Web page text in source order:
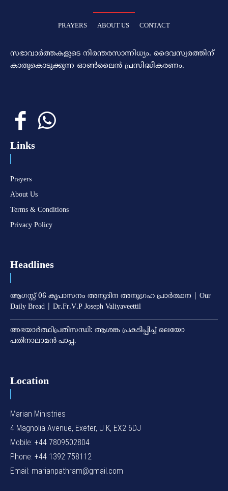
PRAYERS ABOUT US CONTACT
സഭാവാര്‍ത്തകളുടെ നിരന്തരസാന്നിധ്യം. ദൈവസ്വരത്തിന്‌
കാതുകൊടുക്കുന്ന ഓണ്‍ലൈന്‍ പ്രസിദ്ധീകരണം.
Links
Prayers
About Us
Terms & Conditions
Privacy Policy
Headlines
ആഗസ്റ്റ് 06 കൃപാസനം അനുദിന അനുഗ്രഹ പ്രാർത്ഥന | Our
Daily Bread | Dr.Fr.V.P Joseph Valiyaveettil
അഭയാര്‍ത്ഥിപ്രതിസന്ധി: ആശങ്ക പ്രകടിപ്പിച്ച് ലെയോ
പതിനാലാമന്‍ പാപ്പ.
Location
Marian Ministries
4 Magnolia Avenue, Exeter, U K, EX2 6DJ
Mobile: +44 7809502804
Phone: +44 1392 758112
Email: marianpathram@gmail.com